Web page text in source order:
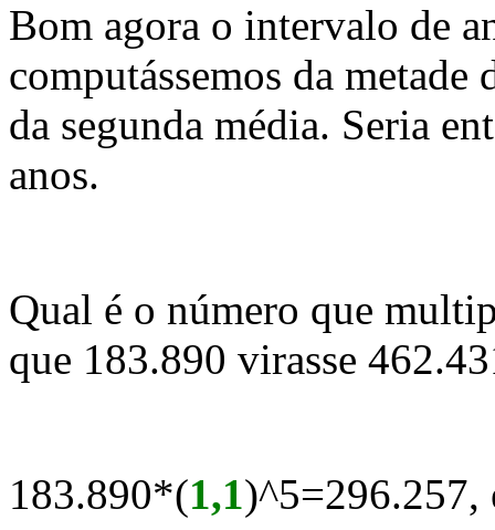
Bom agora o intervalo de
computássemos da metade
da segunda média. Seria
anos.
Qual é o número que
que 183.890 virasse
183.890*(1,1)^5=296.257,